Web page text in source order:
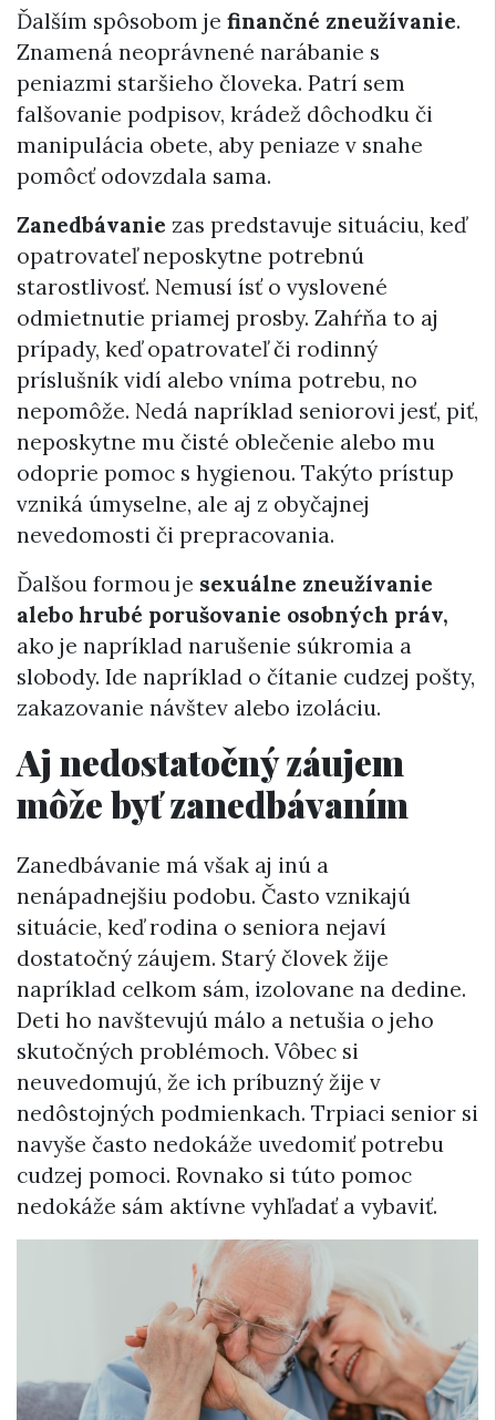
Ďalším spôsobom je finančné zneužívanie.
Znamená neoprávnené narábanie s
peniazmi staršieho človeka. Patrí sem
falšovanie podpisov, krádež dôchodku či
manipulácia obete, aby peniaze v snahe
pomôcť odovzdala sama.
Zanedbávanie zas predstavuje situáciu, keď
opatrovateľ neposkytne potrebnú
starostlivosť. Nemusí ísť o vyslovené
odmietnutie priamej prosby. Zahŕňa to aj
prípady, keď opatrovateľ či rodinný
príslušník vidí alebo vníma potrebu, no
nepomôže. Nedá napríklad seniorovi jesť, piť,
neposkytne mu čisté oblečenie alebo mu
odoprie pomoc s hygienou. Takýto prístup
vzniká úmyselne, ale aj z obyčajnej
nevedomosti či prepracovania.
Ďalšou formou je sexuálne zneužívanie
alebo hrubé porušovanie osobných práv,
ako je napríklad narušenie súkromia a
slobody. Ide napríklad o čítanie cudzej pošty,
zakazovanie návštev alebo izoláciu.
Aj nedostatočný záujem
môže byť zanedbávaním
Zanedbávanie má však aj inú a
nenápadnejšiu podobu. Často vznikajú
situácie, keď rodina o seniora nejaví
dostatočný záujem. Starý človek žije
napríklad celkom sám, izolovane na dedine.
Deti ho navštevujú málo a netušia o jeho
skutočných problémoch. Vôbec si
neuvedomujú, že ich príbuzný žije v
nedôstojných podmienkach. Trpiaci senior si
navyše často nedokáže uvedomiť potrebu
cudzej pomoci. Rovnako si túto pomoc
nedokáže sám aktívne vyhľadať a vybaviť.